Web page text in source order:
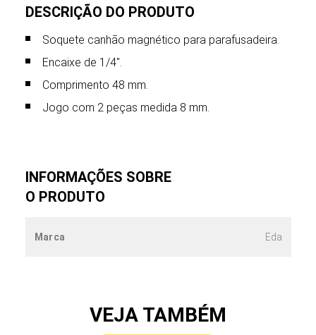
DESCRIÇÃO DO PRODUTO
Soquete canhão magnético para parafusadeira.
Encaixe de 1/4".
Comprimento 48 mm.
Jogo com 2 peças medida 8 mm.
INFORMAÇÕES SOBRE
O PRODUTO
Marca Eda
VEJA TAMBÉM